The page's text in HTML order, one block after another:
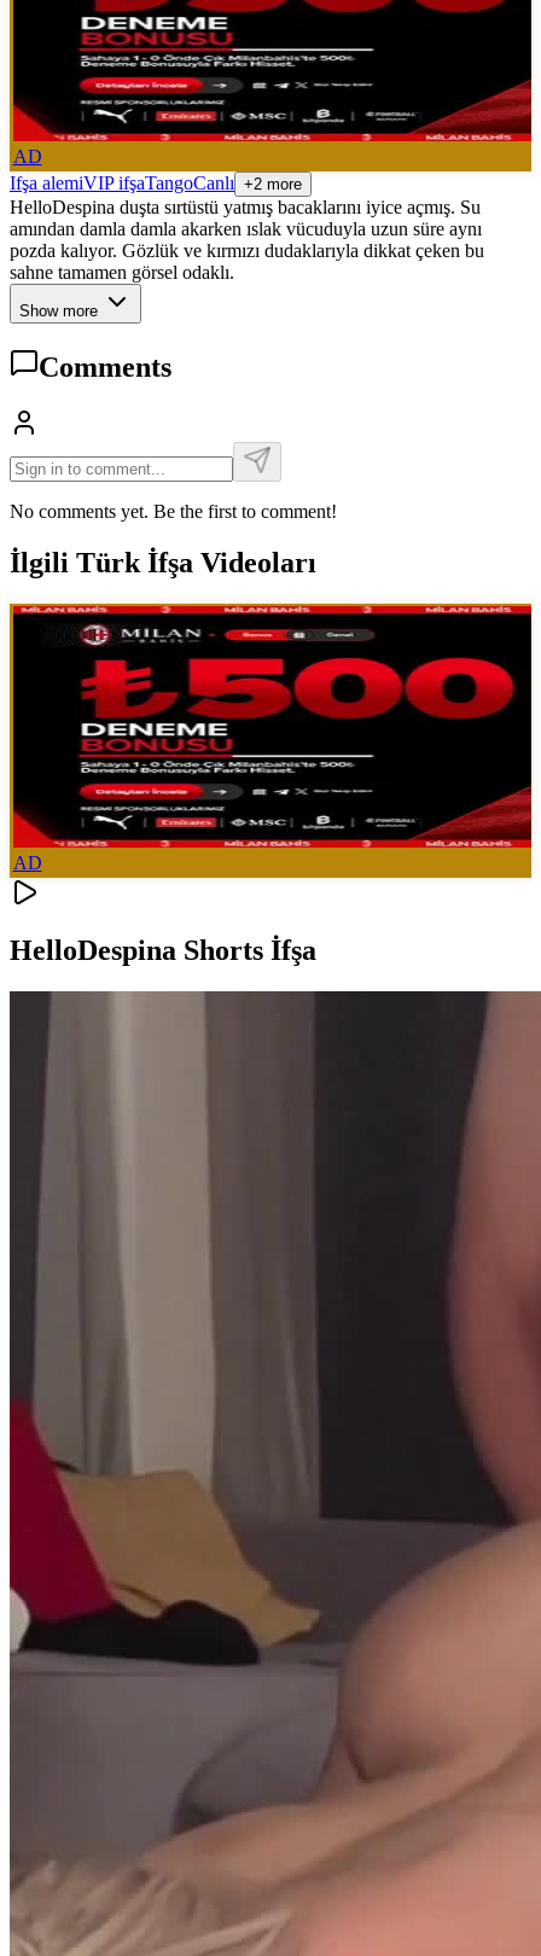
AD
Ifşa alemiVIP ifşaTangoCanlı +2 more
HelloDespina duşta sırtüstü yatmış bacaklarını iyice açmış. Su
amından damla damla akarken ıslak vücuduyla uzun süre aynı
pozda kalıyor. Gözlük ve kırmızı dudaklarıyla dikkat çeken bu
sahne tamamen görsel odaklı.
Show more
Comments
No comments yet. Be the first to comment!
İlgili Türk İfşa Videoları
AD
HelloDespina Shorts İfşa